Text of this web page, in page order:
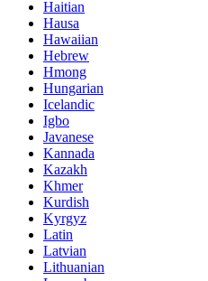
Haitian
Hausa
Hawaiian
Hebrew
Hmong
Hungarian
Icelandic
Igbo
Javanese
Kannada
Kazakh
Khmer
Kurdish
Kyrgyz
Latin
Latvian
Lithuanian